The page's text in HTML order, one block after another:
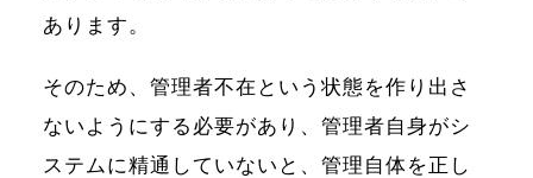
あります。
そのため、管理者不在という状態を作り出さ
ないようにする必要があり、管理者自身がシ
ステムに精通していないと、管理自体を正し